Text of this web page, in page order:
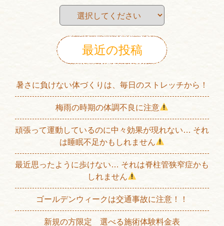
最近の投稿
暑さに負けない体づくりは、毎日のストレッチから！
梅雨の時期の体調不良に注意
頑張って運動しているのに中々効果が現れない… それ
は睡眠不足かもしれません
最近思ったように歩けない… それは脊柱管狭窄症かも
しれません
ゴールデンウィークは交通事故に注意！！
新規の方限定 選べる施術体験料金表